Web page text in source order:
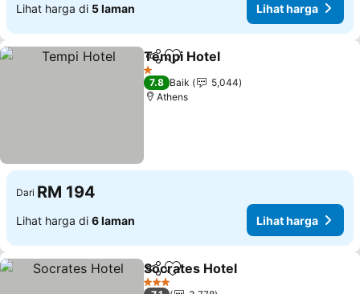
Lihat harga di 5 laman Lihat harga
KongsiTambah ke favorit
Tempi Hotel
1 Bintang
7.8 Baik
5,044
Athens
Dari RM 194
Lihat harga di 6 laman Lihat harga
KongsiTambah ke favorit
Socrates Hotel
3 Bintang